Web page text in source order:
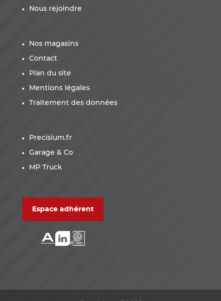
Nous rejoindre
Nos magasins
Contact
Plan du site
Mentions légales
Traitement des données
Precisium.fr
Garage & Co
MP Truck
Espace adhérent